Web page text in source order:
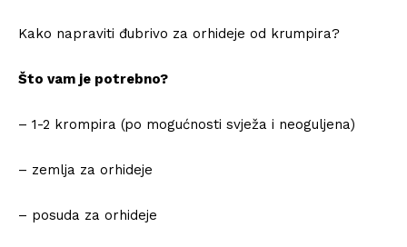
Kako napraviti đubrivo za orhideje od krumpira?
Što vam je potrebno?
– 1-2 krompira (po mogućnosti svježa i neoguljena)
– zemlja za orhideje
– posuda za orhideje